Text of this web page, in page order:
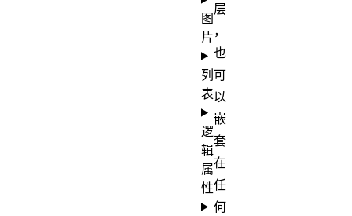
层
，
也
可
以
嵌
套
在
任
何
图
片
列
表
逻
辑
属
性